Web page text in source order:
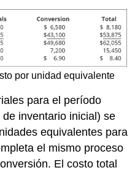
por unidad equivalente
para el período
inventario inicial) se
equivalentes para
el mismo proceso
El costo total